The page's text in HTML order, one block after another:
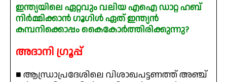
ഇന്ത്യയിലെ ഏറ്റവും വലിയ എഐ ഡാറ്റ ഹബ്
നിർമ്മിക്കാൻ ഗൂഗിൾ ഏത് ഇന്ത്യൻ
കമ്പനിക്കൊപ്പം കൈകോർത്തിരിക്കുന്നു?
അദാനി ഗ്രൂപ്പ്
■ ആന്ധ്രാപ്രദേശിലെ വിശാഖപട്ടണത്ത് അഞ്ച്